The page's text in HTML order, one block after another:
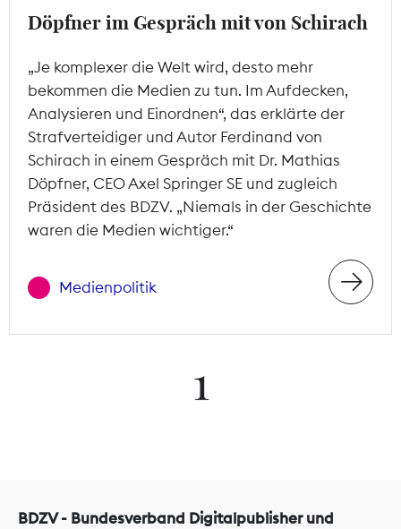
Döpfner im Gespräch mit von Schirach
„Je komplexer die Welt wird, desto mehr
bekommen die Medien zu tun. Im Aufdecken,
Analysieren und Einordnen“, das erklärte der
Strafverteidiger und Autor Ferdinand von
Schirach in einem Gespräch mit Dr. Mathias
Döpfner, CEO Axel Springer SE und zugleich
Präsident des BDZV. „Niemals in der Geschichte
waren die Medien wichtiger.“
Medienpolitik
1
BDZV - Bundesverband Digitalpublisher und